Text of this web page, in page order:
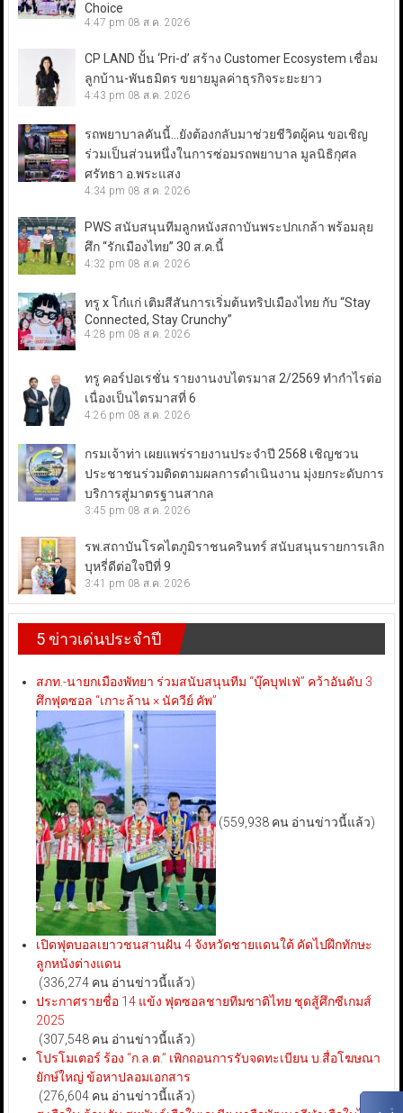
Choice
4:47 pm 08 ส.ค. 2026
CP LAND ปั้น ‘Pri-d’ สร้าง Customer Ecosystem เชื่อม
ลูกบ้าน-พันธมิตร ขยายมูลค่าธุรกิจระยะยาว
4:43 pm 08 ส.ค. 2026
รถพยาบาลคันนี้…ยังต้องกลับมาช่วยชีวิตผู้คน ขอเชิญ
ร่วมเป็นส่วนหนึ่งในการซ่อมรถพยาบาล มูลนิธิกุศล
ศรัทธา อ.พระแสง
4:34 pm 08 ส.ค. 2026
PWS สนับสนุนทีมลูกหนังสถาบันพระปกเกล้า พร้อมลุย
ศึก “รักเมืองไทย” 30 ส.ค.นี้
4:32 pm 08 ส.ค. 2026
ทรู x โก๋แก่ เติมสีสันการเริ่มต้นทริปเมืองไทย กับ “Stay
Connected, Stay Crunchy”
4:28 pm 08 ส.ค. 2026
ทรู คอร์ปอเรชั่น รายงานงบไตรมาส 2/2569 ทำกำไรต่อ
เนื่องเป็นไตรมาสที่ 6
4:26 pm 08 ส.ค. 2026
กรมเจ้าท่า เผยแพร่รายงานประจำปี 2568 เชิญชวน
ประชาชนร่วมติดตามผลการดำเนินงาน มุ่งยกระดับการ
บริการสู่มาตรฐานสากล
3:45 pm 08 ส.ค. 2026
รพ.สถาบันโรคไตภูมิราชนครินทร์ สนับสนุนรายการเลิก
บุหรี่ดีต่อใจปีที่ 9
3:41 pm 08 ส.ค. 2026
5 ข่าวเด่นประจำปี
สภท.-นายกเมืองพัทยา ร่วมสนับสนุนทีม “บุ๊คบุฟเฟ่” คว้าอันดับ 3
ศึกฟุตซอล “เกาะล้าน × นัควีย์ คัพ”
(559,938 คน อ่านข่าวนี้แล้ว)
เปิดฟุตบอลเยาวชนสานฝัน 4 จังหวัดชายแดนใต้ คัดไปฝึกทักษะ
ลูกหนังต่างแดน
(336,274 คน อ่านข่าวนี้แล้ว)
ประกาศรายชื่อ 14 แข้ง ฟุตซอลชายทีมชาติไทย ชุดสู้ศึกซีเกมส์
2025
(307,548 คน อ่านข่าวนี้แล้ว)
โปรโมเตอร์ ร้อง “ก.ล.ต.” เพิกถอนการรับจดทะเบียน บ.สื่อโฆษณา
ยักษ์ใหญ่ ข้อหาปลอมเอกสาร
(276,604 คน อ่านข่าวนี้แล้ว)